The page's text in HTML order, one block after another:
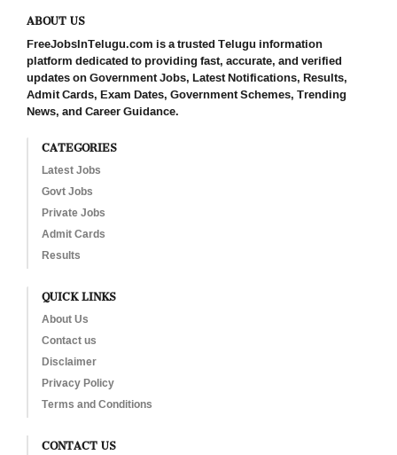
ABOUT US
FreeJobsInTelugu.com is a trusted Telugu information
platform dedicated to providing fast, accurate, and verified
updates on Government Jobs, Latest Notifications, Results,
Admit Cards, Exam Dates, Government Schemes, Trending
News, and Career Guidance.
CATEGORIES
Latest Jobs
Govt Jobs
Private Jobs
Admit Cards
Results
QUICK LINKS
About Us
Contact us
Disclaimer
Privacy Policy
Terms and Conditions
CONTACT US